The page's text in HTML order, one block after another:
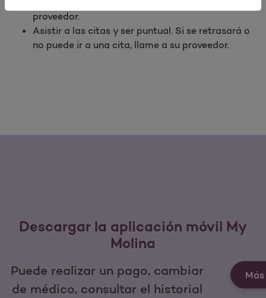
proveedor.
Asistir a las citas y ser puntual. Si se retrasará o
no puede ir a una cita, llame a su proveedor.
Descargar la aplicación móvil My
Molina
Puede realizar un pago, cambiar
de médico, consultar el historial